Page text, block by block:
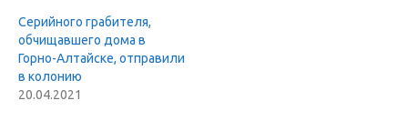
Серийного грабителя,
обчищавшего дома в
Горно-Алтайске, отправили
в колонию
20.04.2021